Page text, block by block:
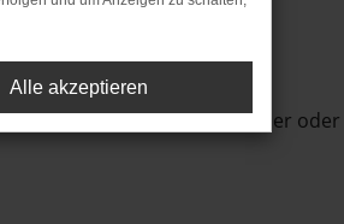
in einem anderen Browser
Alle akzeptieren